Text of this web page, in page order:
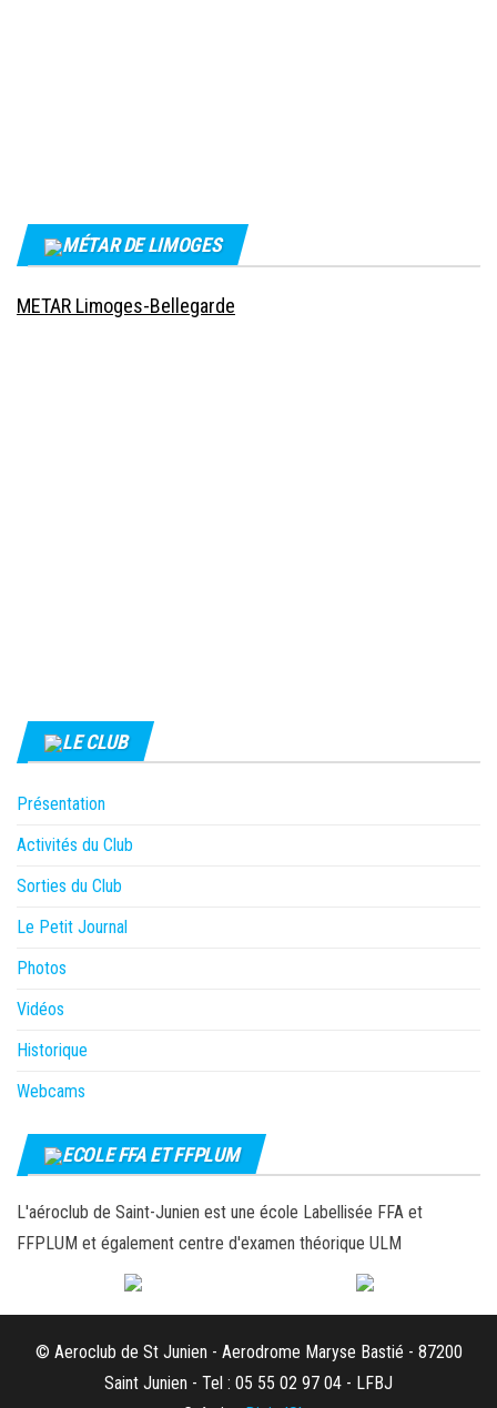
MÉTAR DE LIMOGES
METAR Limoges-Bellegarde
LE CLUB
Présentation
Activités du Club
Sorties du Club
Le Petit Journal
Photos
Vidéos
Historique
Webcams
ECOLE FFA ET FFPLUM
L'aéroclub de Saint-Junien est une école Labellisée FFA et
FFPLUM et également centre d'examen théorique ULM
© Aeroclub de St Junien - Aerodrome Maryse Bastié - 87200
Saint Junien - Tel : 05 55 02 97 04 - LFBJ